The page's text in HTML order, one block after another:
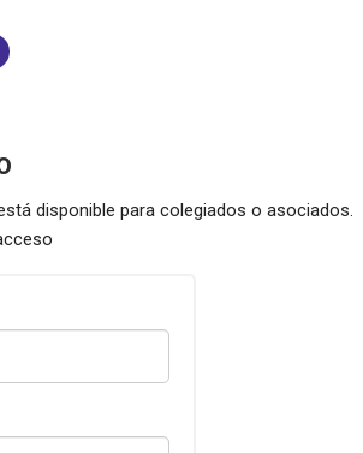
disponible para colegiados o asociados.